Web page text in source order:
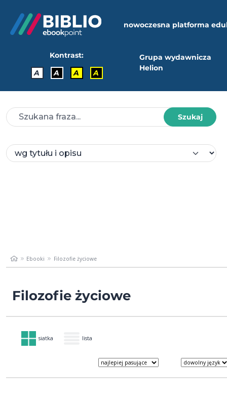
nowoczesna platforma
Kontrast:
A
A A A
Grupa wydawnicza
Helion
Szukaj
Ebooki Filozofie życiowe
Filozofie życiowe
siatka lista